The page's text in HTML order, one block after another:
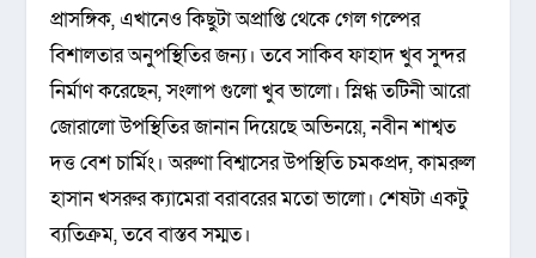
প্রাসঙ্গিক, এখানেও কিছুটা অপ্রাপ্তি থেকে গেল গল্পের
বিশালতার অনুপস্থিতির জন্য। তবে সাকিব ফাহাদ খুব সুন্দর
নির্মাণ করেছেন, সংলাপ গুলো খুব ভালো। স্নিগ্ধ তটিনী আরো
জোরালো উপস্থিতির জানান দিয়েছে অভিনয়ে, নবীন শাশ্বত
দত্ত বেশ চার্মিং। অরুণা বিশ্বাসের উপস্থিতি চমকপ্রদ, কামরুল
হাসান খসরুর ক্যামেরা বরাবরের মতো ভালো। শেষটা একটু
ব্যতিক্রম, তবে বাস্তব সম্মত।